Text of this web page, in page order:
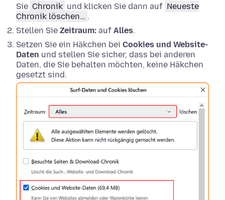
Sie Chronik und klicken Sie dann auf Neueste
Chronik löschen… .
Stellen Sie Zeitraum: auf Alles.
Setzen Sie ein Häkchen bei Cookies und Website-
Daten und stellen Sie sicher, dass bei anderen
Daten, die Sie behalten möchten, keine Häkchen
gesetzt sind.